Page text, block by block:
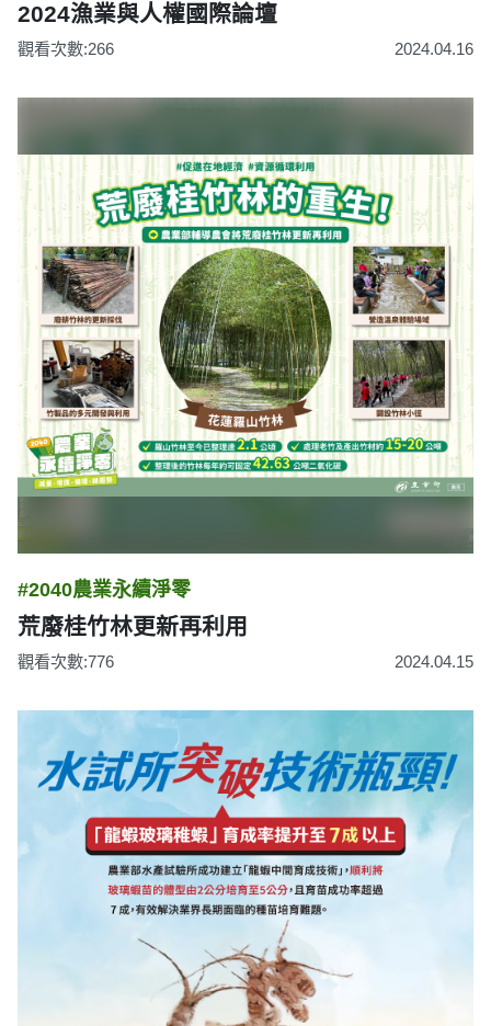
2024漁業與人權國際論壇
觀看次數:266 2024.04.16
#2040農業永續淨零
荒廢桂竹林更新再利用
觀看次數:776 2024.04.15